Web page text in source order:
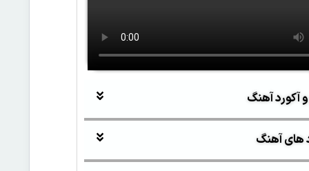
آکورد آهنگ
های آهنگ